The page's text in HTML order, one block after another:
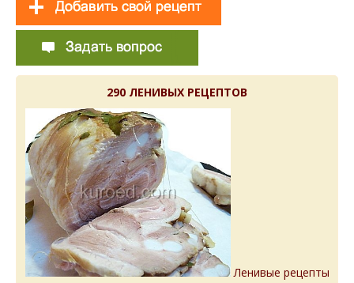
290 ЛЕНИВЫХ РЕЦЕПТОВ
Ленивые рецепты